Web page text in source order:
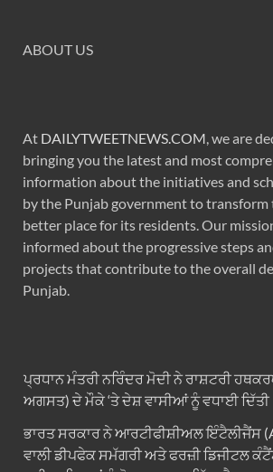
ABOUT US
At DAILYTWEETNEWS.COM, we are
bringing you the latest and most
information about the initiatives and
by the Punjab government to transform
better place for its residents. Our
informed about the progressive steps
projects that contribute to the overall
Punjab.
ਪ੍ਰਧਾਨ ਮੰਤਰੀ ਨਰਿੰਦਰ ਮੋਦੀ ਨੇ ਰਾਸ਼ਟਰੀ
ਅਗਸਤ) ਦੇ ਮੌਕੇ ‘ਤੇ ਦੇਸ਼ ਵਾਸੀਆਂ ਨੂੰ ਵਧਾਈ ਦਿੱਤੀ
ਭਾਰਤ ਸਰਕਾਰ ਨੇ ਆਰਟੀਫੀਸ਼ੀਅਲ ਇੰਟੈਲੀਜੈਂਸ
ਵਾਲੀ ਡੀਪਫੇਕ ਸਮੱਗਰੀ ਅਤੇ ਫਰਜ਼ੀ ਡਿਜੀਟਲ